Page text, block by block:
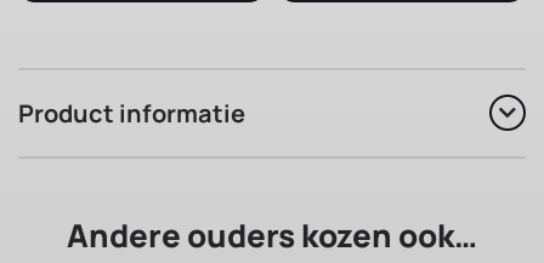
Product informatie
Andere ouders kozen ook…